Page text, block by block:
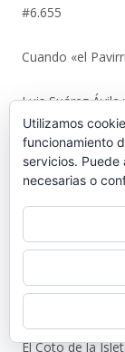
#6.655
Cuando «el
Luis Suárez
centro histórico
Urbaluz, cuando
Los últimos
#6.651
En 1970,
El Coto de la
Utilizamos
funcionamiento
servicios.
necesarias o